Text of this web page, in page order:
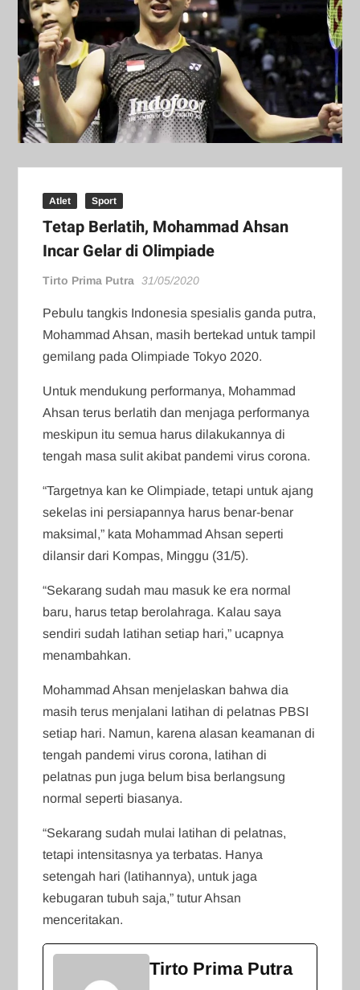
Atlet Sport
Tetap Berlatih, Mohammad Ahsan
Incar Gelar di Olimpiade
Tirto Prima Putra 31/05/2020
Pebulu tangkis Indonesia spesialis ganda putra,
Mohammad Ahsan, masih bertekad untuk tampil
gemilang pada Olimpiade Tokyo 2020.
Untuk mendukung performanya, Mohammad
Ahsan terus berlatih dan menjaga performanya
meskipun itu semua harus dilakukannya di
tengah masa sulit akibat pandemi virus corona.
“Targetnya kan ke Olimpiade, tetapi untuk ajang
sekelas ini persiapannya harus benar-benar
maksimal,” kata Mohammad Ahsan seperti
dilansir dari Kompas, Minggu (31/5).
“Sekarang sudah mau masuk ke era normal
baru, harus tetap berolahraga. Kalau saya
sendiri sudah latihan setiap hari,” ucapnya
menambahkan.
Mohammad Ahsan menjelaskan bahwa dia
masih terus menjalani latihan di pelatnas PBSI
setiap hari. Namun, karena alasan keamanan di
tengah pandemi virus corona, latihan di
pelatnas pun juga belum bisa berlangsung
normal seperti biasanya.
“Sekarang sudah mulai latihan di pelatnas,
tetapi intensitasnya ya terbatas. Hanya
setengah hari (latihannya), untuk jaga
kebugaran tubuh saja,” tutur Ahsan
menceritakan.
Tirto Prima Putra